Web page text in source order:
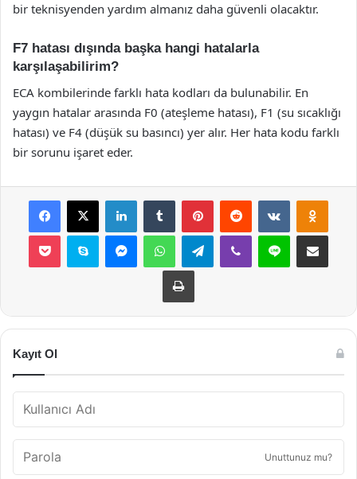
bir teknisyenden yardım almanız daha güvenli olacaktır.
F7 hatası dışında başka hangi hatalarla
karşılaşabilirim?
ECA kombilerinde farklı hata kodları da bulunabilir. En
yaygın hatalar arasında F0 (ateşleme hatası), F1 (su sıcaklığı
hatası) ve F4 (düşük su basıncı) yer alır. Her hata kodu farklı
bir sorunu işaret eder.
Facebook
X LinkedInTumblr PinterestReddit VKontakte
Pocket Skype MessengerWhatsAppTelegramViber Line E-Posta ile
Yazdır
Kayıt Ol
Unuttunuz mu?